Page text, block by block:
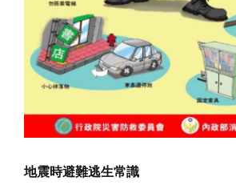
地震時避難逃生常識